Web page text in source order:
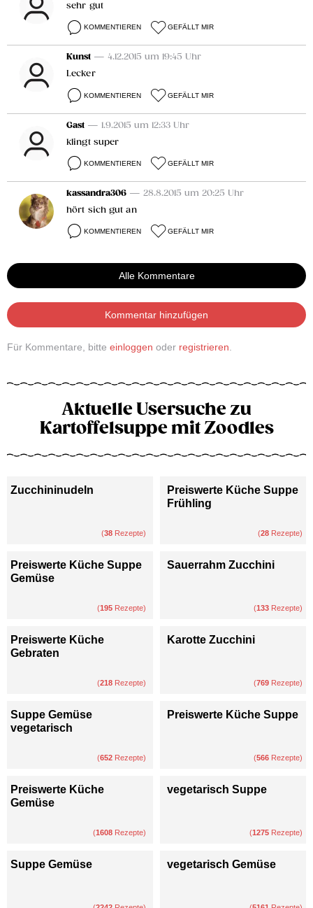
sehr gut
KOMMENTIEREN GEFÄLLT MIR
Kunst — 4.12.2015 um 19:45 Uhr
Lecker
KOMMENTIEREN GEFÄLLT MIR
Gast — 1.9.2015 um 12:33 Uhr
klingt super
KOMMENTIEREN GEFÄLLT MIR
kassandra306 — 28.8.2015 um 20:25 Uhr
hört sich gut an
KOMMENTIEREN GEFÄLLT MIR
Alle Kommentare
Kommentar hinzufügen
Für Kommentare, bitte einloggen oder registrieren
Aktuelle Usersuche zu
Kartoffelsuppe mit Zoodles
Zucchininudeln
(38 Rezepte)
Preiswerte Küche Suppe
Frühling
(28 Rezepte)
Preiswerte Küche Suppe
Gemüse
(195 Rezepte)
Sauerrahm Zucchini
(133 Rezepte)
Preiswerte Küche
Gebraten
(218 Rezepte)
Karotte Zucchini
(769 Rezepte)
Suppe Gemüse
vegetarisch
(652 Rezepte)
Preiswerte Küche Suppe
(566 Rezepte)
Preiswerte Küche
Gemüse
(1608 Rezepte)
vegetarisch Suppe
(1275 Rezepte)
Suppe Gemüse vegetarisch Gemüse